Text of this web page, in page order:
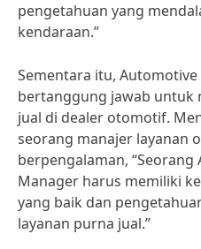
pengetahuan yang
kendaraan.”
Sementara itu,
bertanggung jawab untuk
jual di dealer otomotif.
seorang manajer layanan
berpengalaman, “Seorang
Manager harus memiliki
yang baik dan
layanan purna jual.”